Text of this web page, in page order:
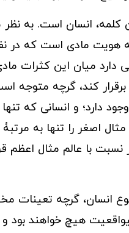
کلمه، انسان است. به
هویت مادی است که در
دارد میان این کثرات
کند، گرچه متوجه
دارد؛ و انسانی که
اصغر را تنها به
با عالم مثال اعظم
انسان، گرچه تعینات
هیچ خواهند بود و